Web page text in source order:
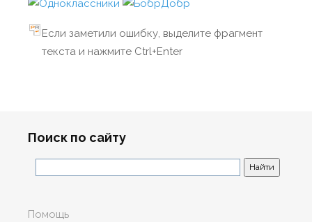
Если заметили ошибку, выделите фрагмент
текста и нажмите Ctrl+Enter
Поиск по сайту
Помощь